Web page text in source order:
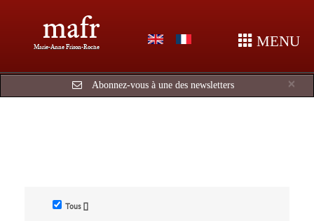
mafr
Marie-Anne Frison-Roche MENU
×
Abonnez-vous à une des newsletters
Tous []